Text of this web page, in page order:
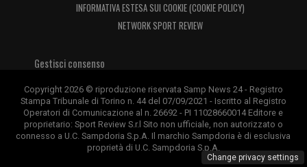
INFORMATIVA ESTESA SUI COOKIE (COOKIE POLICY)
NETWORK SPORT REVIEW
Gestisci consenso
Copyright 2026 © riproduzione riservata Samp News 24 - Registro
Stampa Tribunale di Torino n. 44 del 07/09/2021 - Iscritto al Registro
Operatori di Comunicazione al n. 26692 - PI 11028660014 Editore e
proprietario: Sport Review S.r.l Sito non ufficiale, non autorizzato o
connesso a U.C. Sampdoria S.p.A. Il marchio Sampdoria è di esclusiva
proprietà di U.C. Sampdoria S.p.A.
Change privacy settings